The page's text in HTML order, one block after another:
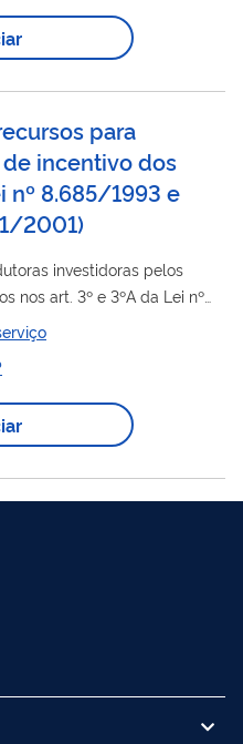
e tiver em seu poder uma
habilitações de tipo
para
incentivo dos
nº 8.685/1993 e
2001)
investidoras pelos
nos art. 3º e 3ºA da Lei nº
2.228-1/2001, aplicam
em suas contas de
aprovados pela Ancine.